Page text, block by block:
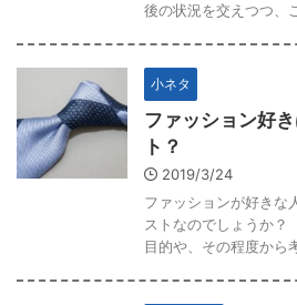
後の状況を交えつつ、
小ネタ
ファッション好
ト？
2019/3/24
ファッションが好きな
ストなのでしょうか
目的や、その程度から